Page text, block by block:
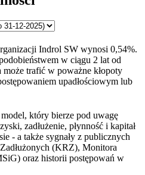
Indrol SW wynosi 0,54%.
w ciągu 2 lat od
trafić w poważne kłopoty
upadłościowym lub
który bierze pod uwagę
zadłużenie, płynność i kapitał
- a także sygnały z publicznych
(KRZ), Monitora
oraz historii postępowań w